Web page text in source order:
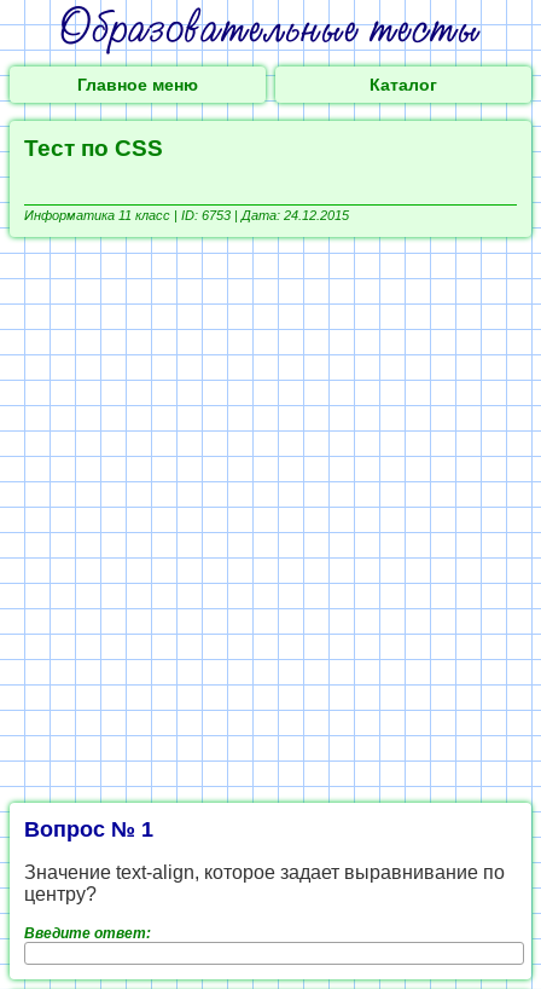
Главное меню Каталог
Тест по CSS
Информатика 11 класс | ID: 6753 | Дата: 24.12.2015
Вопрос № 1
Значение text-align, которое задает выравнивание по
центру?
Введите ответ: